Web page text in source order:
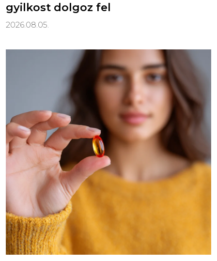
gyilkost dolgoz fel
2026.08.05.